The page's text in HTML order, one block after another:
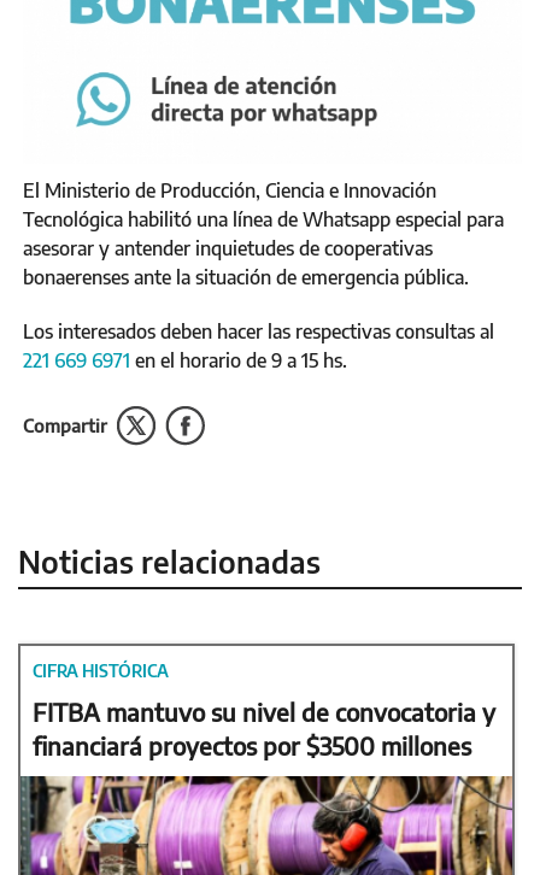
El Ministerio de Producción, Ciencia e Innovación
Tecnológica habilitó una línea de Whatsapp especial para
asesorar y antender inquietudes de cooperativas
bonaerenses ante la situación de emergencia pública.
Los interesados deben hacer las respectivas consultas al
221 669 6971 en el horario de 9 a 15 hs.
Compartir
Noticias relacionadas
CIFRA HISTÓRICA
FITBA mantuvo su nivel de convocatoria y
financiará proyectos por $3500 millones